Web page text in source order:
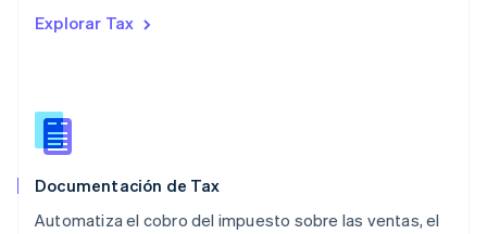
Explorar Tax
Documentación de Tax
Automatiza el cobro del impuesto sobre las ventas, el
Nueva Zelandia
English
English
Portugal
RAE de Hong Kong, China
English简体中文